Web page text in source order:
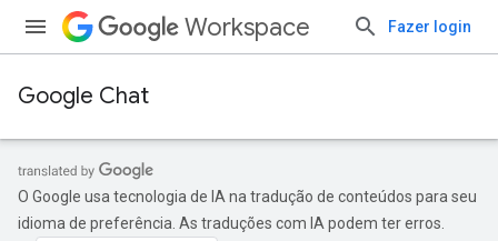
Workspace Fazer login
Google Chat
O Google usa tecnologia de IA na tradução de conteúdos para seu
idioma de preferência. As traduções com IA podem ter erros.